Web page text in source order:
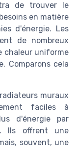
de trouver le
en matière
d'énergie. Les
de nombreux
chaleur uniforme
Comparons cela
muraux
faciles à
d'énergie par
Ils offrent une
souvent, une